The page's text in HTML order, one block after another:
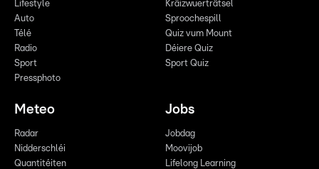
Lifestyle
Auto
Télé
Radio
Sport
Pressphoto
Kräizwuerträtsel
Sproochespill
Quiz vum Mount
Déiere Quiz
Sport Quiz
Meteo
Radar
Nidderschléi
Quantitéiten
Jobs
Jobdag
Moovijob
Lifelong Learning